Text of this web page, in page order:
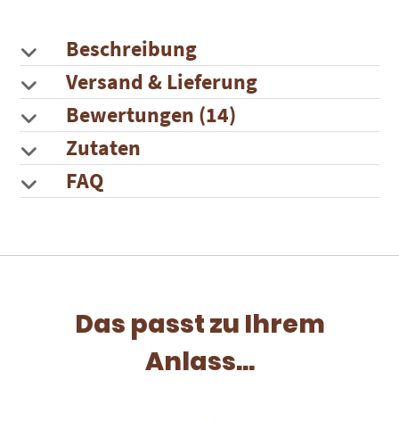
Beschreibung
Versand & Lieferung
Bewertungen (14)
Zutaten
FAQ
Das passt zu Ihrem
Anlass...